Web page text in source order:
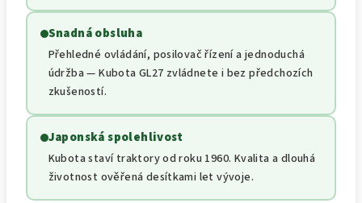
Snadná obsluha
Přehledné ovládání, posilovač řízení a jednoduchá
údržba — Kubota GL27 zvládnete i bez předchozích
zkušeností.
Japonská spolehlivost
Kubota staví traktory od roku 1960. Kvalita a dlouhá
životnost ověřená desítkami let vývoje.